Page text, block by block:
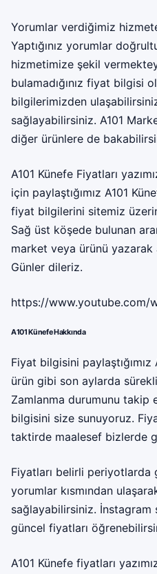
Yorumlar verdiğimiz
Yaptığınız yorumlar
hizmetimize şekil
bulamadığınız fiyat bilgisi
bilgilerimizden
sağlayabilirsiniz. A101
diğer ürünlere de
A101 Künefe Fiyatları
için paylaştığımız A101
fiyat bilgilerini sitemiz
Sağ üst köşede bulunan
market veya ürünü
Günler dileriz.
https://www.youtube.com/
A101 Künefe Hakkında
Fiyat bilgisini
ürün gibi son aylarda
Zamlanma durumunu takip
bilgisini size sunuyoruz.
taktirde maalesef bizlerde
Fiyatları belirli
yorumlar kısmından
sağlayabilirsiniz. İnstagram
güncel fiyatları
A101 Künefe fiyatları